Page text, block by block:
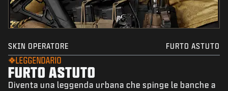
SKIN OPERATORE FURTO ASTUTO
LEGGENDARIO
FURTO ASTUTO
Diventa una leggenda urbana che spinge le banche a